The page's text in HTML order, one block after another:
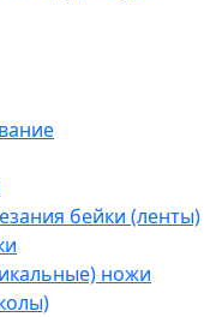
бейки (ленты)
ножи